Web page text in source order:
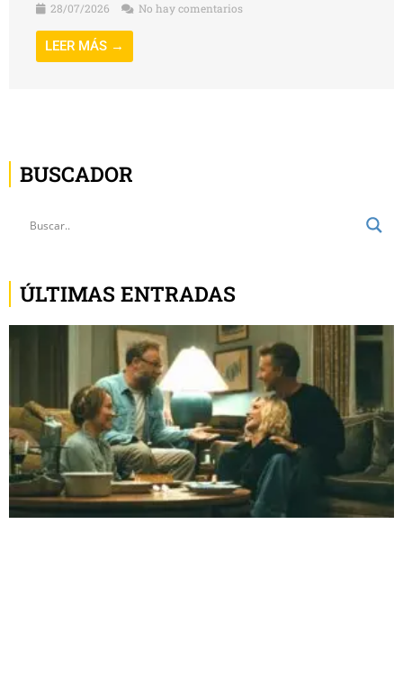
28/07/2026
No hay comentarios
LEER MÁS →
BUSCADOR
ÚLTIMAS ENTRADAS